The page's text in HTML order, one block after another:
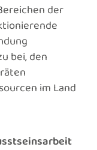
der
bei, den
im Land